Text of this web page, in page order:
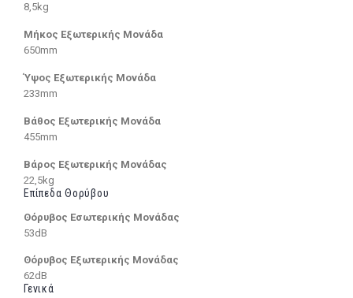
8,5kg
Μήκος Εξωτερικής Μονάδα
650mm
Ύψος Εξωτερικής Μονάδα
233mm
Βάθος Εξωτερικής Μονάδα
455mm
Βάρος Εξωτερικής Μονάδας
22,5kg
Επίπεδα Θορύβου
Θόρυβος Εσωτερικής Μονάδας
53dB
Θόρυβος Εξωτερικής Μονάδας
62dB
Γενικά